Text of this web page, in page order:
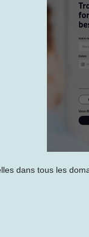
dans tous les